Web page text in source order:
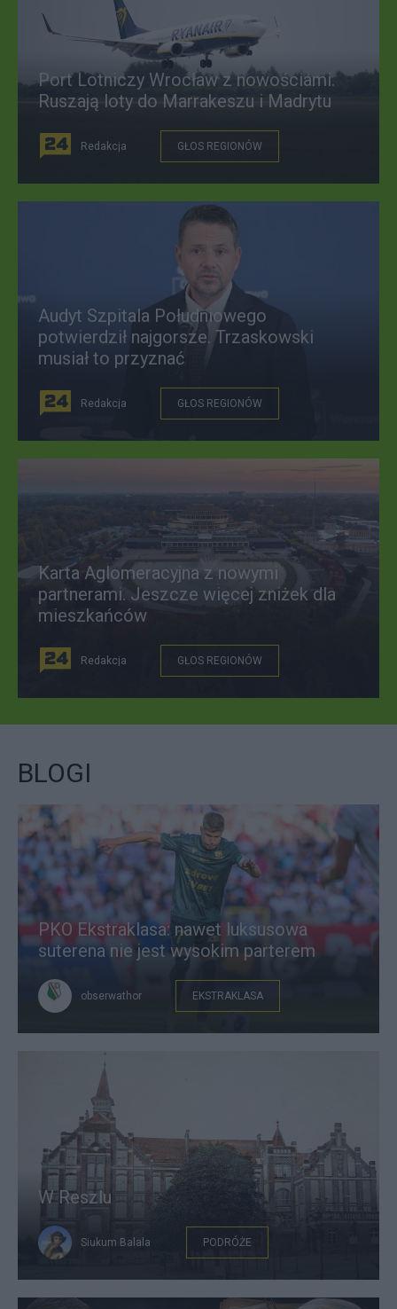
Port Lotniczy Wrocław z nowościami.
Ruszają loty do Marrakeszu i Madrytu
Redakcja GŁOS REGIONÓW
Audyt Szpitala Południowego
potwierdził najgorsze. Trzaskowski
musiał to przyznać
Redakcja GŁOS REGIONÓW
Karta Aglomeracyjna z nowymi
partnerami. Jeszcze więcej zniżek dla
mieszkańców
Redakcja GŁOS REGIONÓW
BLOGI
PKO Ekstraklasa: nawet luksusowa
suterena nie jest wysokim parterem
obserwathor EKSTRAKLASA
W Reszlu
Siukum Balala PODRÓŻE